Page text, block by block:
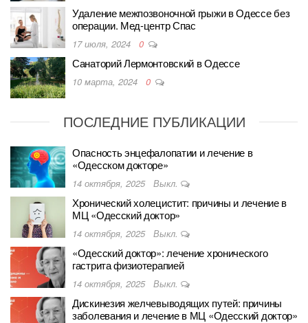
Удаление межпозвоночной грыжи в Одессе без
операции. Мед-центр Спас
17 июля, 2024 0
Санаторий Лермонтовский в Одессе
10 марта, 2024 0
ПОСЛЕДНИЕ ПУБЛИКАЦИИ
Опасность энцефалопатии и лечение в
«Одесском докторе»
14 октября, 2025 Выкл.
Хронический холецистит: причины и лечение в
МЦ «Одесский доктор»
14 октября, 2025 Выкл.
«Одесский доктор»: лечение хронического
гастрита физиотерапией
14 октября, 2025 Выкл.
Дискинезия желчевыводящих путей: причины
заболевания и лечение в МЦ «Одесский доктор»